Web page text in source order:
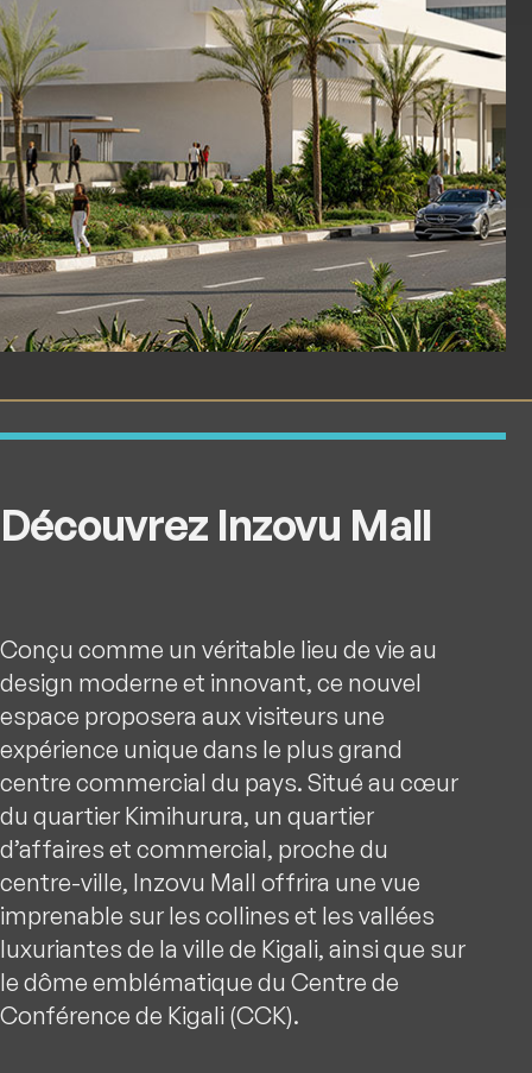
Découvrez Inzovu Mall
Conçu comme un véritable lieu de vie au
design moderne et innovant, ce nouvel
espace proposera aux visiteurs une
expérience unique dans le plus grand
centre commercial du pays. Situé au cœur
du quartier Kimihurura, un quartier
d’affaires et commercial, proche du
centre-ville, Inzovu Mall offrira une vue
imprenable sur les collines et les vallées
luxuriantes de la ville de Kigali, ainsi que sur
le dôme emblématique du Centre de
Conférence de Kigali (CCK).